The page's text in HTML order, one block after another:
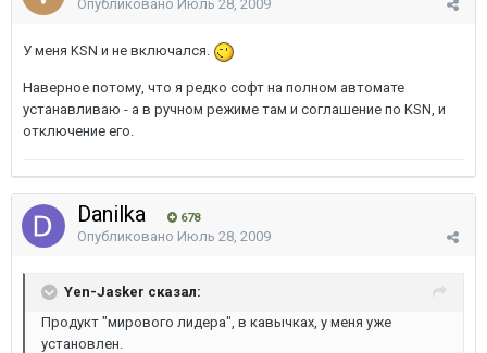
Опубликовано Июль 28, 2009
У меня KSN и не включался.
Наверное потому, что я редко софт на полном автомате
устанавливаю - а в ручном режиме там и соглашение по KSN, и
отключение его.
Danilka 678
Опубликовано Июль 28, 2009
Yen-Jasker сказал:
Продукт "мирового лидера", в кавычках, у меня уже
установлен.